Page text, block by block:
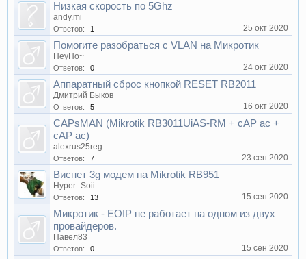
Низкая скорость по 5Ghz
andy.mi
Ответов: 1 25 окт 2020
Помогите разобраться с VLAN на Микротик
HeyHo~
Ответов: 0 24 окт 2020
Аппаратный сброс кнопкой RESET RB2011
Дмитрий Быков
Ответов: 5 16 окт 2020
CAPsMAN (Mikrotik RB3011UiAS-RM + cAP ac +
cAP ac)
alexrus25reg
Ответов: 7 23 сен 2020
Виснет 3g модем на Mikrotik RB951
Hyper_Soii
Ответов: 13 15 сен 2020
Микротик - EOIP не работает на одном из двух
провайдеров.
Павел83
Ответов: 0 15 сен 2020